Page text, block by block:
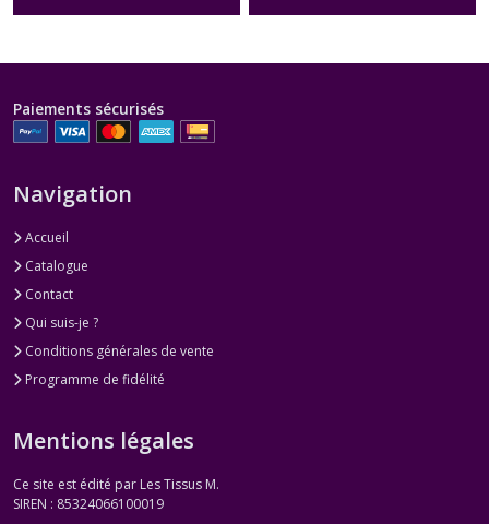
Paiements sécurisés
Navigation
Accueil
Catalogue
Contact
Qui suis-je ?
Conditions générales de vente
Programme de fidélité
Mentions légales
Ce site est édité par Les Tissus M.
SIREN : 85324066100019